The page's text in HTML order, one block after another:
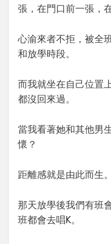
張，在門口前一張，
心渝來者不拒，被全
和放學時段。
而我就坐在自己位置
都沒回來過。
當我看著她和其他男
懷？
距離感就是由此而生。
那天放學後我們有班
班都會去唱K。